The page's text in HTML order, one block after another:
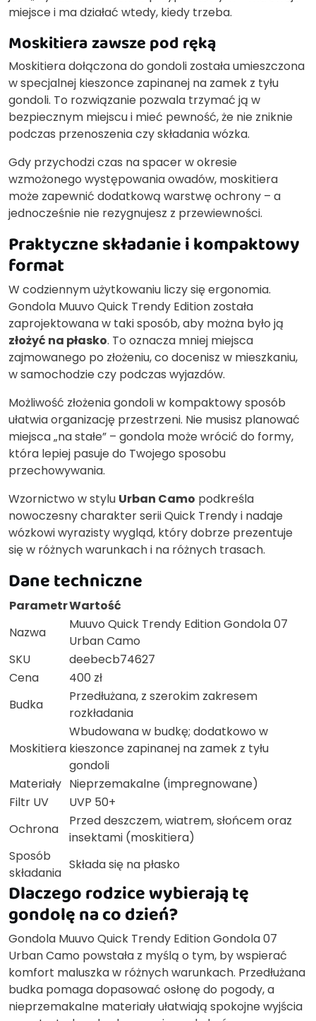
miejsce i ma działać wtedy, kiedy trzeba.
Moskitiera zawsze pod ręką
Moskitiera dołączona do gondoli została umieszczona
w specjalnej kieszonce zapinanej na zamek z tyłu
gondoli. To rozwiązanie pozwala trzymać ją w
bezpiecznym miejscu i mieć pewność, że nie zniknie
podczas przenoszenia czy składania wózka.
Gdy przychodzi czas na spacer w okresie
wzmożonego występowania owadów, moskitiera
może zapewnić dodatkową warstwę ochrony – a
jednocześnie nie rezygnujesz z przewiewności.
Praktyczne składanie i kompaktowy
format
W codziennym użytkowaniu liczy się ergonomia.
Gondola Muuvo Quick Trendy Edition została
zaprojektowana w taki sposób, aby można było ją
złożyć na płasko. To oznacza mniej miejsca
zajmowanego po złożeniu, co docenisz w mieszkaniu,
w samochodzie czy podczas wyjazdów.
Możliwość złożenia gondoli w kompaktowy sposób
ułatwia organizację przestrzeni. Nie musisz planować
miejsca „na stałe” – gondola może wrócić do formy,
która lepiej pasuje do Twojego sposobu
przechowywania.
Wzornictwo w stylu Urban Camo podkreśla
nowoczesny charakter serii Quick Trendy i nadaje
wózkowi wyrazisty wygląd, który dobrze prezentuje
się w różnych warunkach i na różnych trasach.
Dane techniczne
ParametrWartość
Nazwa
Muuvo Quick Trendy Edition Gondola 07
Urban Camo
SKU
deebecb74627
Cena
400 zł
Budka
Przedłużana, z szerokim zakresem
rozkładania
Moskitiera
Wbudowana w budkę; dodatkowo w
kieszonce zapinanej na zamek z tyłu
gondoli
Materiały Nieprzemakalne (impregnowane)
Filtr UV
UVP 50+
Ochrona
Przed deszczem, wiatrem, słońcem oraz
insektami (moskitiera)
Sposób
składania
Składa się na płasko
Dlaczego rodzice wybierają tę
gondolę na co dzień?
Gondola Muuvo Quick Trendy Edition Gondola 07
Urban Camo powstała z myślą o tym, by wspierać
komfort maluszka w różnych warunkach. Przedłużana
budka pomaga dopasować osłonę do pogody, a
nieprzemakalne materiały ułatwiają spokojne wyjścia